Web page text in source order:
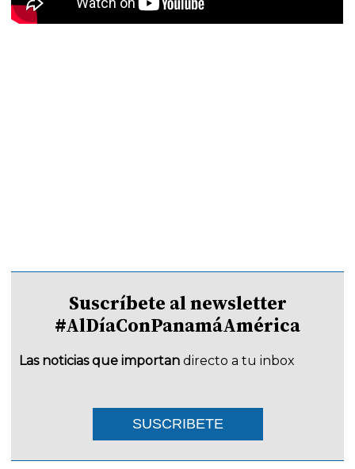
Suscríbete al newsletter
#AlDíaConPanamáAmérica
Las noticias que importan directo a tu inbox
SUSCRIBETE